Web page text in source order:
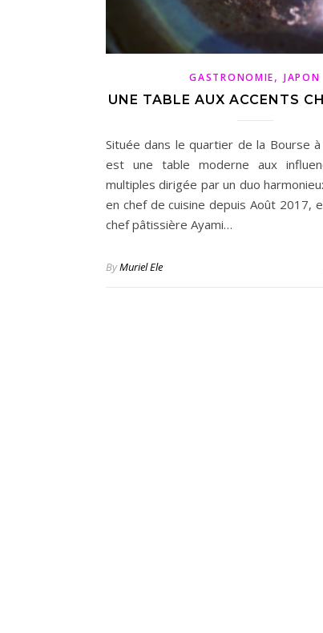
GASTRONOMIE,JAPON
UNE TABLE AUX ACCENTS
Située dans le quartier de la Bourse à
est une table moderne aux
multiples dirigée par un duo
en chef de cuisine depuis Août 2017,
chef pâtissière Ayami…
ByMuriel Ele